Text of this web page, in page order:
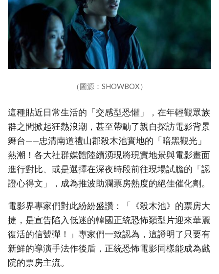
（圖源：SHOWBOX）
這種貼近日常生活的「交感型恐懼」，在年輕觀眾族
群之間掀起狂熱浪潮，甚至帶動了親自探訪電影背景
舞台——忠清南道禮山郡殺木池實地的「暗黑觀光」
熱潮！各大社群媒體陸續湧現將現實地景與電影畫面
進行對比、或是選擇在深夜時段前往現場試膽的「認
證心得文」，成為推波助瀾票房熱度的絕佳催化劑。
電影界專家們對此紛紛盛讚：「《殺木池》的票房大
捷，是宣告陷入低迷的韓國正統恐怖類型片迎來華麗
復活的信號彈！」專家們一致認為，這證明了只要有
新鮮的導演手法作後盾，正統恐怖電影同樣能成為戲
院的票房主流。